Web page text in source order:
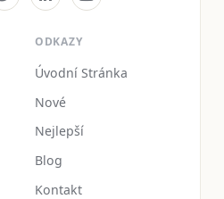
ODKAZY
Úvodní Stránka
Nové
Nejlepší
Blog
Kontakt